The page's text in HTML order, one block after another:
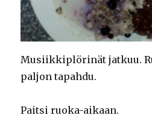
Musiikkiplörinät jatkuu.
paljon tapahdu.
Paitsi ruoka-aikaan.